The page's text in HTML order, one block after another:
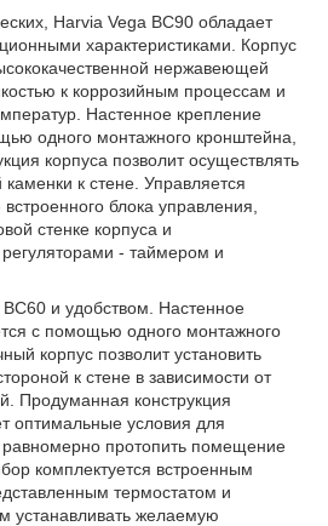
Harvia Vega BC90 обладает
характеристиками. Корпус
нержавеющей
к коррозийным процессам и
Настенное крепление
одного монтажного кронштейна,
корпуса позволит осуществлять
к стене. Управляется
блока управления,
стенке корпуса и
- таймером и
и удобством. Настенное
с помощью одного монтажного
корпус позволит установить
к стене в зависимости от
Продуманная конструкция
оптимальные условия для
протопить помещение
комплектуется встроенным
термостатом и
устанавливать желаемую